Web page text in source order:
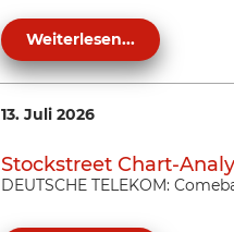
Weiterlesen...
13. Juli 2026
Stockstreet Chart-
DEUTSCHE TELEKOM: